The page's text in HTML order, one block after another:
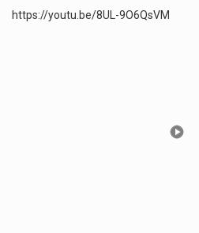
https://youtu.be/8UL-9O6QsVM